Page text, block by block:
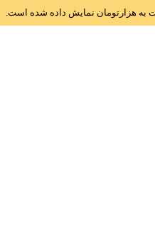
به هزارتومان نمایش داده شده است.